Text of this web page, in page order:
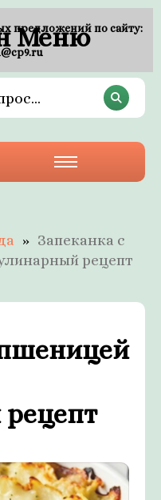
Меню
Запеканка с
рецепт
предложений по сайту: